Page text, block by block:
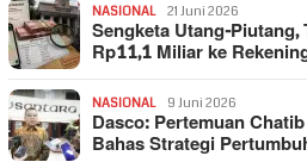
NASIONAL 21 Juni 2026
Sengketa Utang-
Rp11,1 Miliar ke
NASIONAL 9 Juni 2026
Dasco: Pertemuan
Bahas Strategi